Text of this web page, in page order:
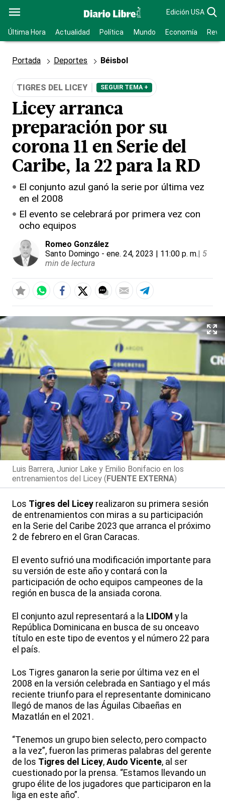
Edición USA
Última Hora Actualidad Política Mundo Economía
Portada Deportes Béisbol
TIGRES DEL LICEY SEGUIR TEMA +
Licey arranca
preparación por su
corona 11 en Serie del
Caribe, la 22 para la RD
El conjunto azul ganó la serie por última vez
en el 2008
El evento se celebrará por primera vez con
ocho equipos
Romeo González
Santo Domingo - ene. 24, 2023 | 11:00 p. m.| 5
min de lectura
Luis Barrera, Junior Lake y Emilio Bonifacio en los
entrenamientos del Licey (FUENTE EXTERNA)
Los Tigres del Licey realizaron su primera sesión
de entrenamientos con miras a su participación
en la Serie del Caribe 2023 que arranca el próximo
2 de febrero en el Gran Caracas.
El evento sufrió una modificación importante para
su versión de este año y contará con la
participación de ocho equipos campeones de la
región en busca de la ansiada corona.
El conjunto azul representará a la LIDOM y la
República Dominicana en busca de su onceavo
título en este tipo de eventos y el número 22 para
el país.
Los Tigres ganaron la serie por última vez en el
2008 en la versión celebrada en Santiago y el más
reciente triunfo para el representante dominicano
llegó de manos de las Águilas Cibaeñas en
Mazatlán en el 2021.
“Tenemos un grupo bien selecto, pero compacto
a la vez”, fueron las primeras palabras del gerente
de los Tigres del Licey, Audo Vicente, al ser
cuestionado por la prensa. “Estamos llevando un
grupo élite de los jugadores que participaron en la
liga en este año”.